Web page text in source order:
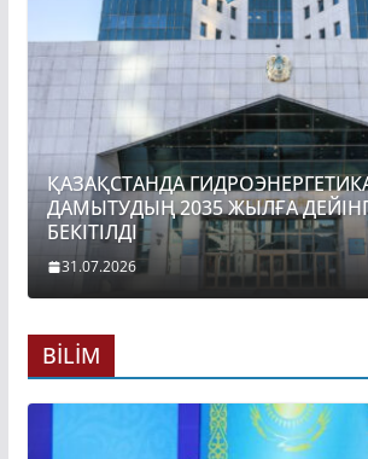
ҚАЗАҚСТАНДА
ДАМЫТУДЫҢ 2035 ЖЫЛҒА
БЕКІТІЛДІ
31.07.2026
BİLİM